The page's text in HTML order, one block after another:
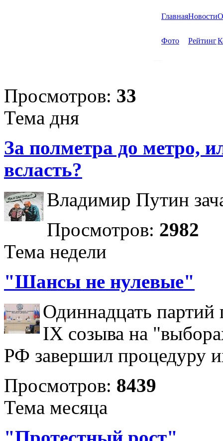
ГлавнаяНовости
Фото Рейтинг
Просмотров: 33
Тема дня
За полметра до метро,
всласть?
Владимир Путин
Просмотров: 2982
Тема недели
"Шансы не нулевые"
Одиннадцать партий
IX созыва на
РФ завершил процедуру
Просмотров: 8439
Тема месяца